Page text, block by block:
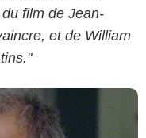
film de Jean-
et de William